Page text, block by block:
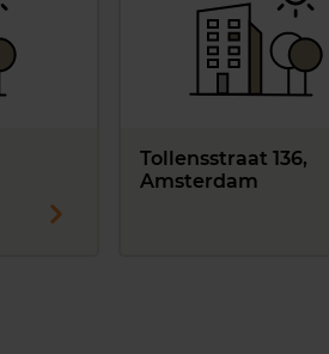
Tollensstraat 136,
Amsterdam